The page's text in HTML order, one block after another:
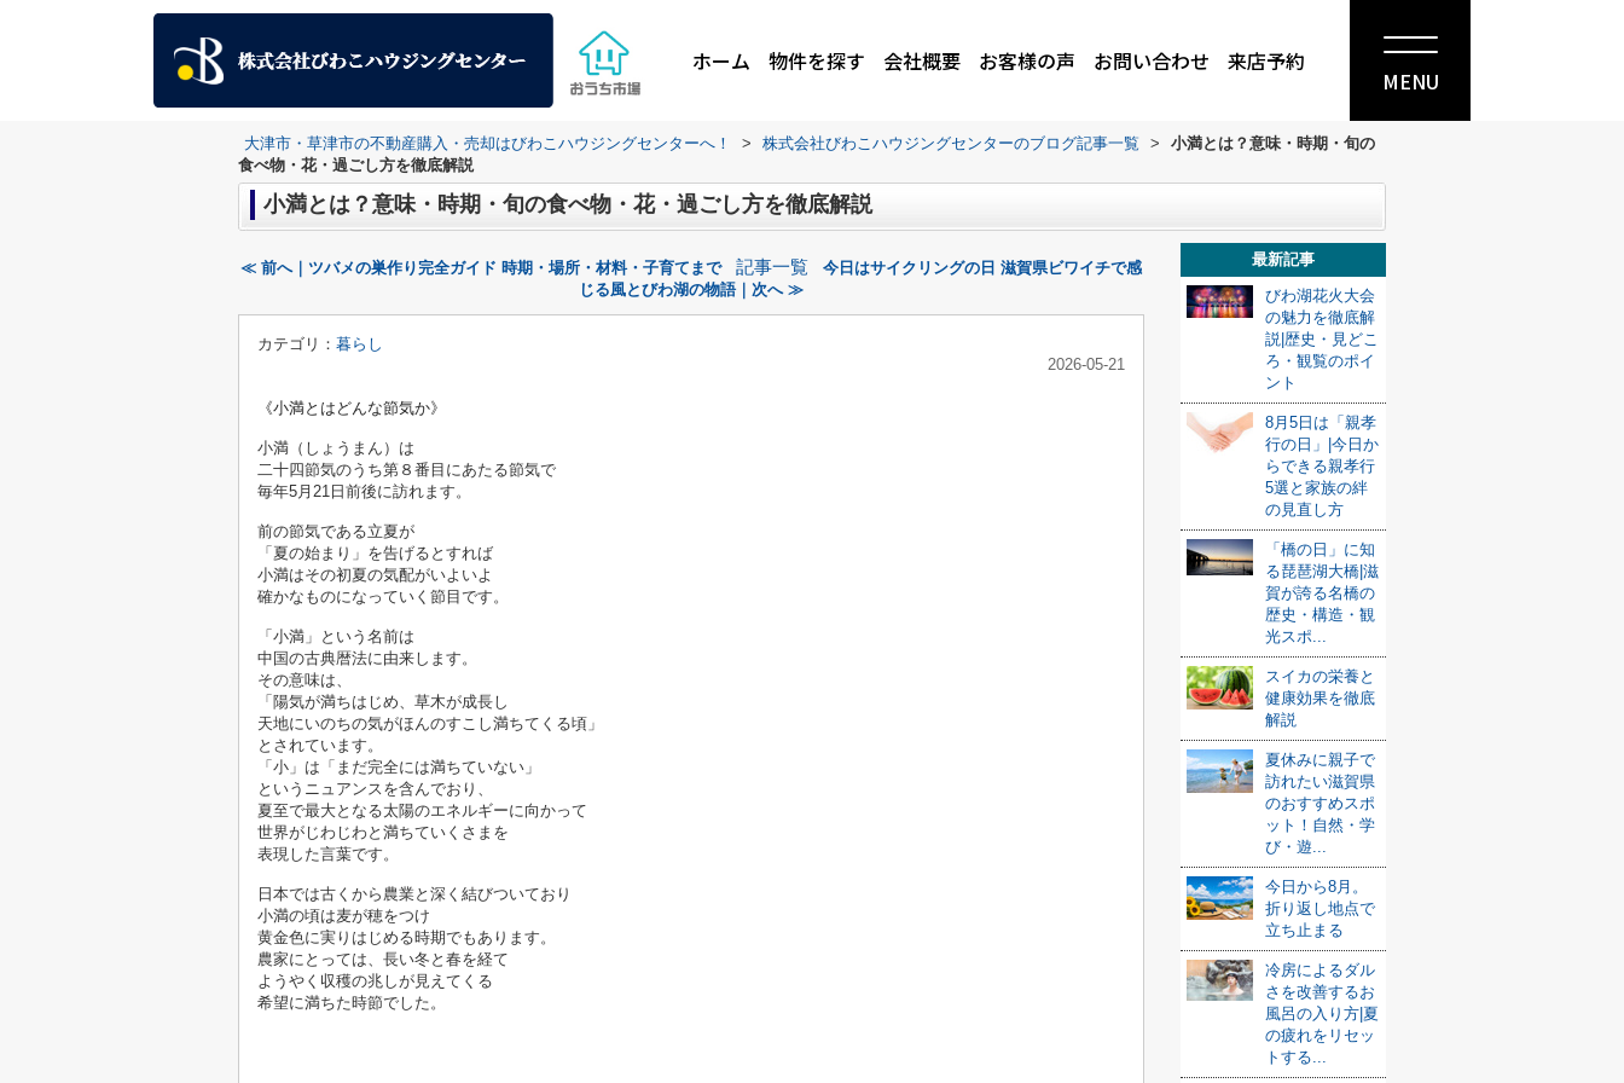
ホーム 物件を探す 会社概要 お客様の声 お問い合わせ 来店予約
MENU
大津市・草津市の不動産購入・売却はびわこハウジングセンターへ！ > 株式会社びわこハウジングセンターのブログ記事一覧 >
小満とは？意味・時期・旬の
食べ物・花・過ごし方を徹底解説
小満とは？意味・時期・旬の食べ物・花・過ごし方を徹底解説
≪ 前へ｜ツバメの巣作り完全ガイド 時期・場所・材料・子育てまで 記事一覧
今日はサイクリングの日 滋賀県ビワイチで感
じる風とびわ湖の物語｜次へ ≫
カテゴリ： 暮らし
2026-05-21
《小満とはどんな節気か》
小満（しょうまん）は
二十四節気のうち第８番目にあたる節気で
毎年5月21日前後に訪れます。
前の節気である立夏が
「夏の始まり」を告げるとすれば
小満はその初夏の気配がいよいよ
確かなものになっていく節目です。
「小満」という名前は
中国の古典暦法に由来します。
その意味は、
「陽気が満ちはじめ、草木が成長し
天地にいのちの気がほんのすこし満ちてくる頃」
とされています。
「小」は「まだ完全には満ちていない」
というニュアンスを含んでおり、
夏至で最大となる太陽のエネルギーに向かって
世界がじわじわと満ちていくさまを
表現した言葉です。
日本では古くから農業と深く結びついており
小満の頃は麦が穂をつけ
黄金色に実りはじめる時期でもあります。
農家にとっては、長い冬と春を経て
ようやく収穫の兆しが見えてくる
希望に満ちた時節でした。
最新記事
びわ湖花火大会
の魅力を徹底解
説|歴史・見どこ
ろ・観覧のポイ
ント
8月5日は「親孝
行の日」|今日か
らできる親孝行
5選と家族の絆
の見直し方
「橋の日」に知
る琵琶湖大橋|滋
賀が誇る名橋の
歴史・構造・観
光スポ...
スイカの栄養と
健康効果を徹底
解説
夏休みに親子で
訪れたい滋賀県
のおすすめスポ
ット！自然・学
び・遊...
今日から8月。
折り返し地点で
立ち止まる
冷房によるダル
さを改善するお
風呂の入り方|夏
の疲れをリセッ
トする...